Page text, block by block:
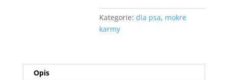
Kategorie:dla psa, mokre
karmy
Opis